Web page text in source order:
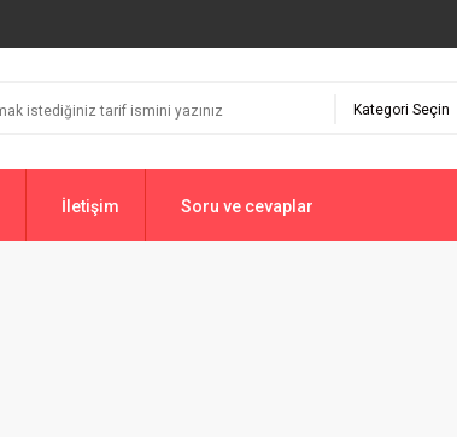
İletişim Soru ve cevaplar